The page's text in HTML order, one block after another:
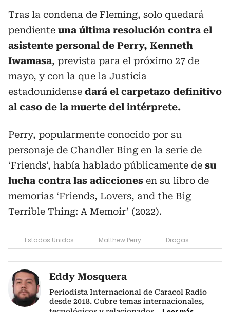
Tras la condena de Fleming, solo quedará
pendiente una última resolución contra el
asistente personal de Perry, Kenneth
Iwamasa, prevista para el próximo 27 de
mayo, y con la que la Justicia
estadounidense dará el carpetazo definitivo
al caso de la muerte del intérprete.
Perry, popularmente conocido por su
personaje de Chandler Bing en la serie de
‘Friends’, había hablado públicamente de su
lucha contra las adicciones en su libro de
memorias ‘Friends, Lovers, and the Big
Terrible Thing: A Memoir’ (2022).
Estados Unidos Matthew Perry Drogas
Eddy Mosquera
Periodista Internacional de Caracol Radio
desde 2018. Cubre temas internacionales,